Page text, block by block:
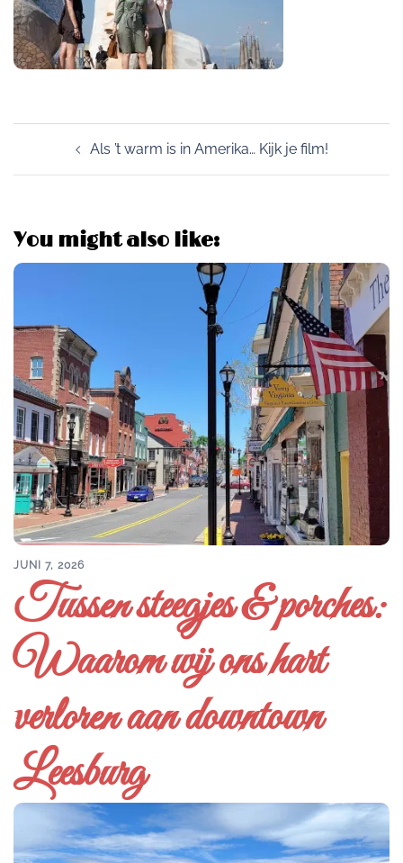
navigation
Als ’t warm is in Amerika… Kijk je film!
You might also like:
JUNI 7, 2026
Tussen steegjes & porches:
Waarom wij ons hart
verloren aan downtown
Leesburg